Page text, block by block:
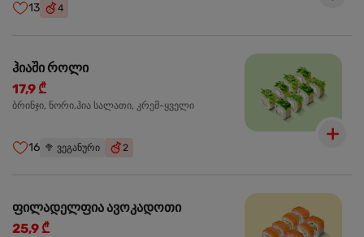
13 4
ჰიაში როლი
17,9 ₾
ბრინჯი, ნორი,ჰია სალათი, კრემ-ყველი
16 🥦 ვეგანური 2
ფილადელფია ავოკადოთი
25,9 ₾